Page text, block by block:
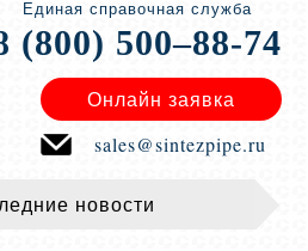
Единая справочная служба
(800) 500–88-74
Онлайн заявка
sales@sintezpipe.ru
новости